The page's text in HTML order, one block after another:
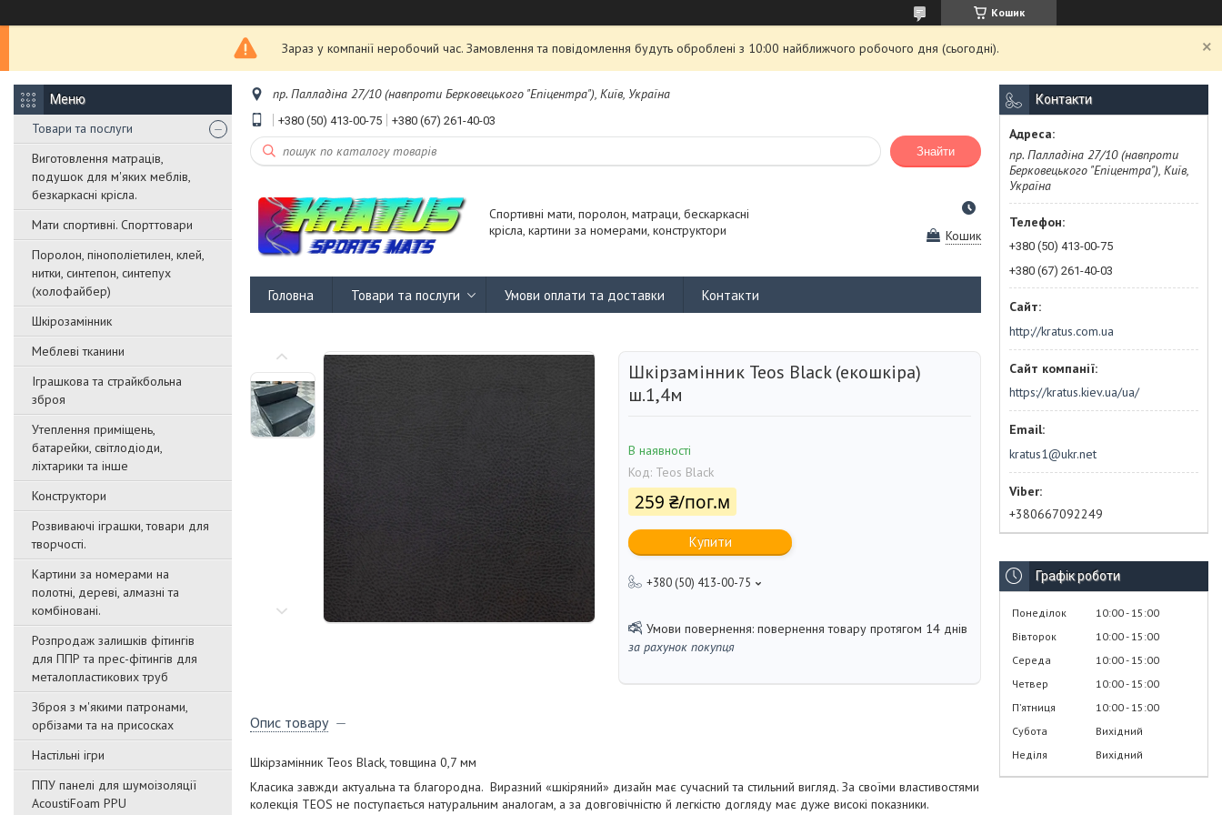
Кошик
Зараз у компанії неробочий час. Замовлення та повідомлення будуть оброблені з 10:00 найближчого робочого дня (сьогодні).
Товари та послуги
Виготовлення матраців,
подушок для м'яких меблів,
безкаркасні крісла.
Мати спортивні. Спорттовари
Поролон, пінополіетилен, клей,
нитки, синтепон, синтепух
(холофайбер)
Шкірозамінник
Меблеві тканини
Іграшкова та страйкбольна
зброя
Утеплення приміщень,
батарейки, світлодіоди,
ліхтарики та інше
Конструктори
Розвиваючі іграшки, товари для
творчості.
Картини за номерами на
полотні, дереві, алмазні та
комбіновані.
Розпродаж залишків фітингів
для ППР та прес-фітингів для
металопластикових труб
Зброя з м'якими патронами,
орбізами та на присосках
Настільні ігри
ППУ панелі для шумоізоляції
AcoustiFoam PPU
пр. Палладіна 27/10 (навпроти Берковецького "Епіцентра"), Київ, Україна
+380 (50) 413-00-75 +380 (67) 261-40-03
Знайти
Спортивні мати, поролон, матраци, бескаркасні
крісла, картини за номерами, конструктори
Кошик
Головна Товари та послуги Умови оплати та доставки Контакти
Шкірзамінник Teos Black (екошкіра)
ш.1,4м
В наявності
Код: Teos Black
259 ₴/пог.м
Купити
+380 (50) 413-00-75
повернення товару протягом 14 днів
за рахунок покупця
Опис товару
Шкірзамінник Teos Black, товщина 0,7 мм
Класика завжди актуальна та благородна. Виразний «шкіряний» дизайн має сучасний та стильний вигляд. За своїми властивостями
колекція TEOS не поступається натуральним аналогам, а за довговічністю й легкістю догляду має дуже високі показники.
Контакти
пр. Палладіна 27/10 (навпроти
Берковецького "Епіцентра"), Київ,
Україна
+380 (50) 413-00-75
+380 (67) 261-40-03
http://kratus.com.ua
https://kratus.kiev.ua/ua/
kratus1@ukr.net
+380667092249
Графік роботи
Понеділок 10:00 15:00
Вівторок
10:00 15:00
Середа
10:00 15:00
Четвер
10:00 15:00
Пʼятниця
10:00 15:00
Субота
Вихідний
Неділя
Вихідний